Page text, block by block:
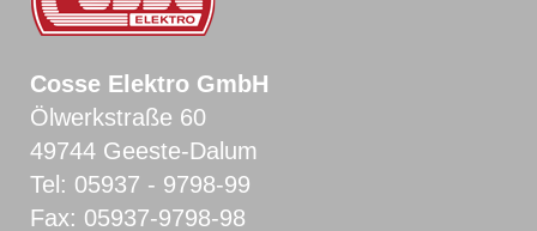
Cosse Elektro GmbH
Ölwerkstraße 60
49744 Geeste-Dalum
Tel: 05937 - 9798-99
Fax: 05937-9798-98